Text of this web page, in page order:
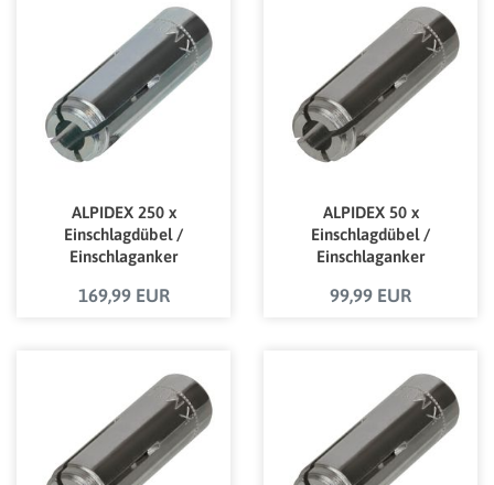
ALPIDEX 250 x
Einschlagdübel /
Einschlaganker
bauaufsichtlicher
169,99 EUR
ALPIDEX 50 x
Einschlagdübel /
Einschlaganker
bauaufsichtlicher
99,99 EUR